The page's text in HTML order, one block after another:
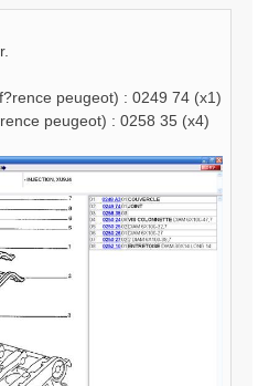
peugeot) : 0249 74 (x1)
peugeot) : 0258 35 (x4)